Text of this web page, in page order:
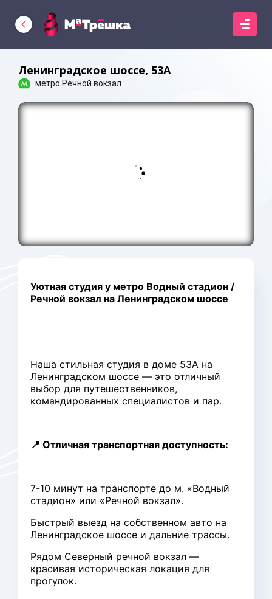
Ленинградское шоссе, 53А
метро Речной вокзал
Уютная студия у метро Водный стадион /
Речной вокзал на Ленинградском шоссе
Наша стильная студия в доме 53А на
Ленинградском шоссе — это отличный
выбор для путешественников,
командированных специалистов и пар.
📍 Отличная транспортная доступность:
7-10 минут на транспорте до м. «Водный
стадион» или «Речной вокзал».
Быстрый выезд на собственном авто на
Ленинградское шоссе и дальние трассы.
Рядом Северный речной вокзал —
красивая историческая локация для
прогулок.